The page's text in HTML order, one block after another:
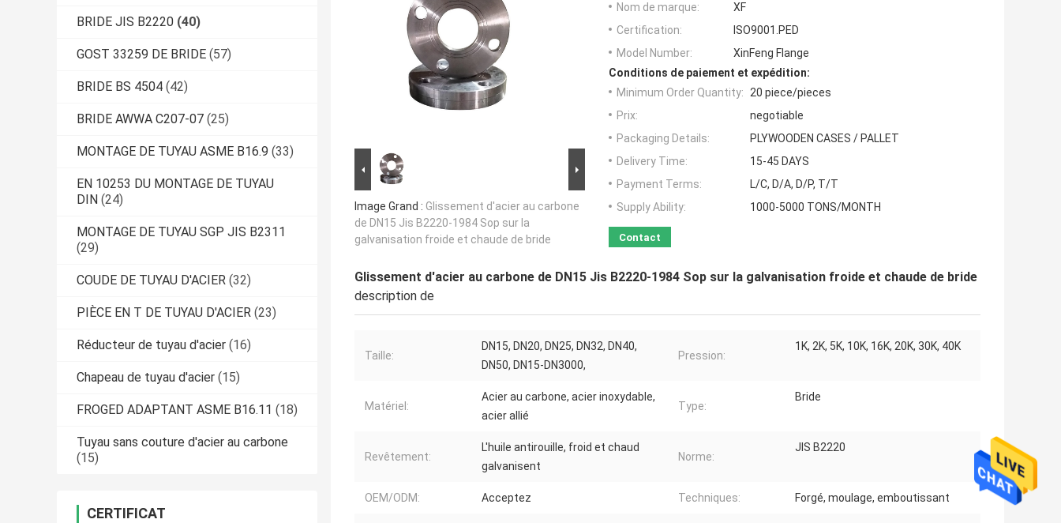
BRIDE JIS B2220 (40)
GOST 33259 DE BRIDE (57)
BRIDE BS 4504 (42)
BRIDE AWWA C207-07 (25)
MONTAGE DE TUYAU ASME B16.9 (33)
EN 10253 DU MONTAGE DE TUYAU
DIN (24)
MONTAGE DE TUYAU SGP JIS B2311
(29)
COUDE DE TUYAU D'ACIER (32)
PIÈCE EN T DE TUYAU D'ACIER (23)
Réducteur de tuyau d'acier (16)
Chapeau de tuyau d'acier (15)
FROGED ADAPTANT ASME B16.11 (18)
Tuyau sans couture d'acier au carbone
(15)
CERTIFICAT
Image Grand : Glissement d'acier au carbone
de DN15 Jis B2220-1984 Sop sur la
galvanisation froide et chaude de bride
Nom de marque:
XF
Certification:
ISO9001.PED
Model Number:
XinFeng Flange
Conditions de paiement et expédition:
Minimum Order Quantity: 20 piece/pieces
Prix:
negotiable
Packaging Details:
PLYWOODEN CASES / PALLET
Delivery Time:
15-45 DAYS
Payment Terms:
L/C, D/A, D/P, T/T
Supply Ability:
1000-5000 TONS/MONTH
Contact
Glissement d'acier au carbone de DN15 Jis B2220-1984 Sop sur la galvanisation froide et chaude de bride
description de
Taille:
DN15, DN20, DN25, DN32, DN40,
DN50, DN15-DN3000,
Pression:
1K, 2K, 5K, 10K, 16K, 20K, 30K, 40K
Matériel:
Acier au carbone, acier inoxydable,
acier allié
Type:
Bride
Revêtement:
L'huile antirouille, froid et chaud
galvanisent
Norme:
JIS B2220
OEM/ODM: Acceptez Techniques: Forgé, moulage, emboutissant